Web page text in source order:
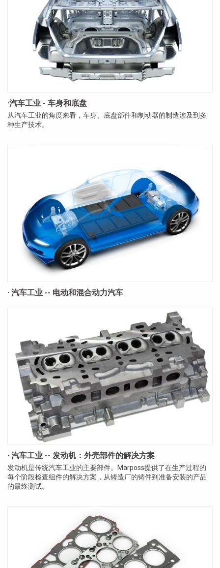
·汽车工业 - 车身和底盘
从汽车工业的角度来看，车身、底盘部件和制动器的制造涉及到多
种生产技术。
· 汽车工业 -- 电动和混合动力汽车
· 汽车工业 -- 发动机：外壳部件的解决方案
发动机是传统汽车工业的主要部件。Marposs提供了在生产过程的
每个阶段检查组件的解决方案，从铸造厂的铸件到准备安装的产品
的最终测试。